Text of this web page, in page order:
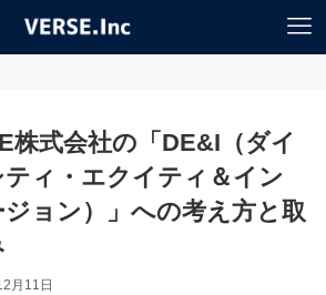
株式会社の「DE&I（ダイ
ィ・エクイティ＆イン
ジョン）」への考え方と取
月11日